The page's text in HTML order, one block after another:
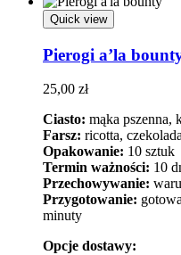
Quick view
Pierogi a’la
25,00 zł
Ciasto: mąka pszenna,
Farsz: ricotta,
Opakowanie: 10 sztuk
Termin ważności: 10
Przechowywanie:
Przygotowanie:
minuty
Opcje dostawy: